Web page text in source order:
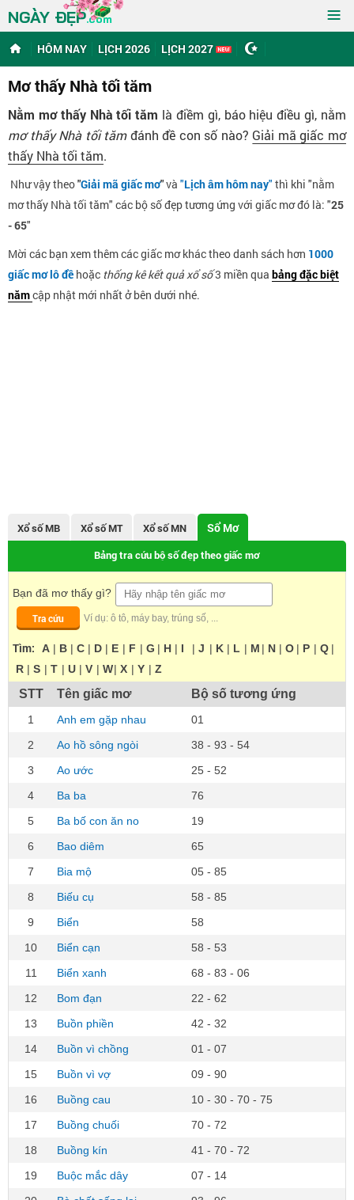
NGÀY ĐẸP.com ≡
HÔM NAY LỊCH 2026 LỊCH 2027
Mơ thấy Nhà tối tăm
Nằm mơ thấy Nhà tối tăm là điềm gì, báo hiệu điều gì, nằm
mơ thấy Nhà tối tămđánh đề con số nào? Giải mã giấc mơ
thấy Nhà tối tăm.
Như vậy theo"Giải mã giấc mơ"và "Lịch âm hôm nay" thì khi "nằm
mơ thấy Nhà tối tăm" các bộ số đẹp tương ứng với giấc mơ đó là: "25
- 65"
Mời các bạn xem thêm các giấc mơ khác theo danh sách hơn 1000
giấc mơ lô đề hoặc thống kê kết quả xổ số3 miền qua bảng đặc biệt
nămcập nhật mới nhất ở bên dưới nhé.
Xổ số MB Xổ số MT Xổ số MN Sổ Mơ
Bảng tra cứu bộ số đẹp theo giấc mơ
Bạn đã mơ thấy gì?
Tra cứu
Ví dụ: ô tô, máy bay, trúng số, ...
Tìm: A | B | C | D | E | F | G | H | I | J | K | L | M | N | O | P | Q |
R | S | T | U | V | W| X | Y | Z
STT Tên giấc mơ Bộ số tương ứng
1 Anh em gặp nhau
01
2
Ao hồ sông ngòi
38 - 93 - 54
3
Ao ước
25 - 52
4
Ba ba
76
5
Ba bố con ăn no
19
6
Bao diêm
65
7
Bia mộ
05 - 85
8
Biếu cụ
58 - 85
9
Biển
58
10
Biển cạn
58 - 53
11
Biển xanh
68 - 83 - 06
12
Bom đạn
22 - 62
13
Buồn phiền
42 - 32
14
Buồn vì chồng
01 - 07
15
Buồn vì vợ
09 - 90
16
Buồng cau
10 - 30 - 70 - 75
17
Buồng chuối
70 - 72
18
Buồng kín
41 - 70 - 72
19
Buộc mắc dây
07 - 14